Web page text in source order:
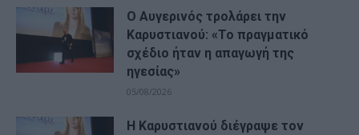
Ο Αυγερινός τρολάρει την
Καρυστιανού: «Το πραγματικό
σχέδιο ήταν η απαγωγή της
ηγεσίας»
05/08/2026
Η Καρυστιανού διέγραψε τον